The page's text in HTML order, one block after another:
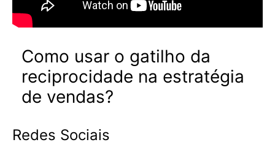
Como usar o gatilho da
reciprocidade na estratégia
de vendas?
Redes Sociais